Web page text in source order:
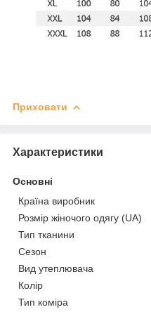
Приховати
Характеристики
Основні
Країна виробник
Розмір жіночого одягу (UA)
Тип тканини
Сезон
Вид утеплювача
Колір
Тип коміра